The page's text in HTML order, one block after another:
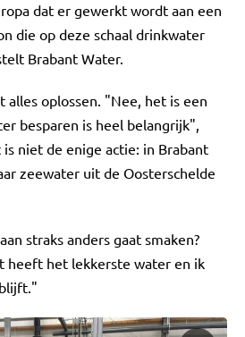
dat er gewerkt wordt aan een
die op deze schaal drinkwater
Brabant Water.
alles oplossen. "Nee, het is een
besparen is heel belangrijk",
niet de enige actie: in Brabant
zeewater uit de Oosterschelde
straks anders gaat smaken?
heeft het lekkerste water en ik